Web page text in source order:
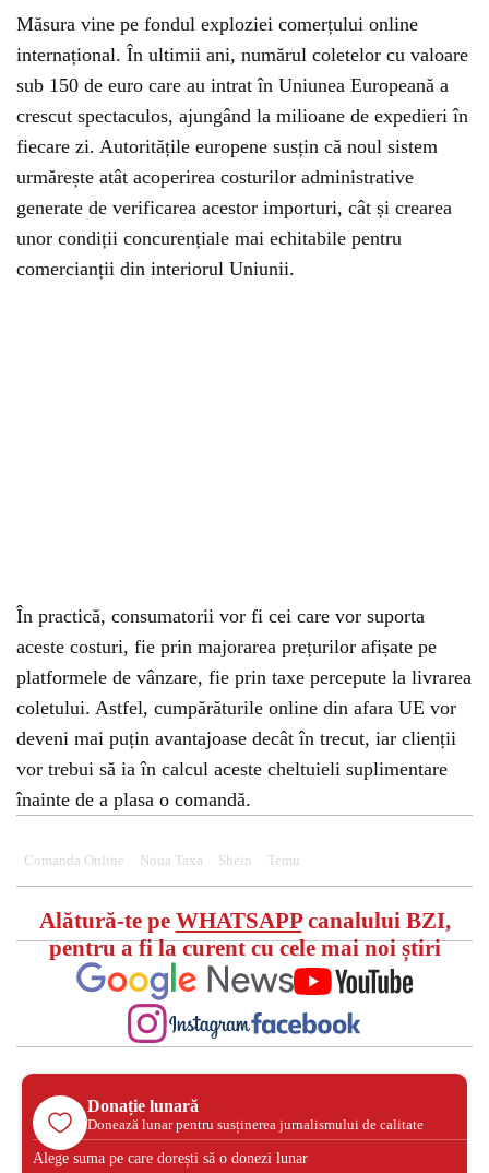
Măsura vine pe fondul exploziei comerțului online
internațional. În ultimii ani, numărul coletelor cu valoare
sub 150 de euro care au intrat în Uniunea Europeană a
crescut spectaculos, ajungând la milioane de expedieri în
fiecare zi. Autoritățile europene susțin că noul sistem
urmărește atât acoperirea costurilor administrative
generate de verificarea acestor importuri, cât și crearea
unor condiții concurențiale mai echitabile pentru
comercianții din interiorul Uniunii.
În practică, consumatorii vor fi cei care vor suporta
aceste costuri, fie prin majorarea prețurilor afișate pe
platformele de vânzare, fie prin taxe percepute la livrarea
coletului. Astfel, cumpărăturile online din afara UE vor
deveni mai puțin avantajoase decât în trecut, iar clienții
vor trebui să ia în calcul aceste cheltuieli suplimentare
înainte de a plasa o comandă.
Comanda Online Noua Taxa Shein Temu
Alătură-te pe WHATSAPPcanalului BZI,
pentru a fi la curent cu cele mai noi știri
Donație lunară
Donează lunar pentru susținerea jurnalismului de calitate
Alege suma pe care dorești să o donezi lunar